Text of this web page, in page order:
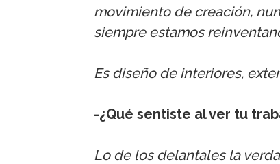
movimiento de creación,
siempre estamos
Es diseño de interiores,
-¿Qué sentiste al ver tu
Lo de los delantales la